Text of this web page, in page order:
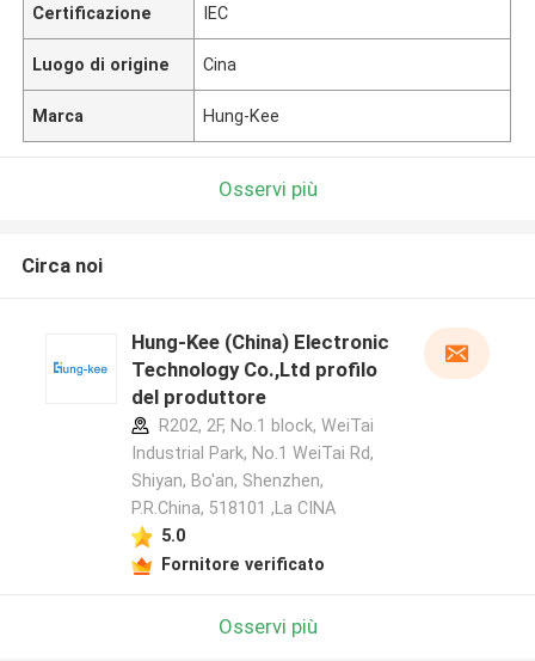
Certificazione IEC
Luogo di origine Cina
Marca Hung-Kee
Osservi più
Circa noi
Hung-Kee (China) Electronic
Technology Co.,Ltd profilo
del produttore
R202, 2F, No.1 block, WeiTai
Industrial Park, No.1 WeiTai Rd,
Shiyan, Bo'an, Shenzhen,
P.R.China, 518101​​​​​​​ ,La CINA
5.0
Fornitore verificato
Osservi più